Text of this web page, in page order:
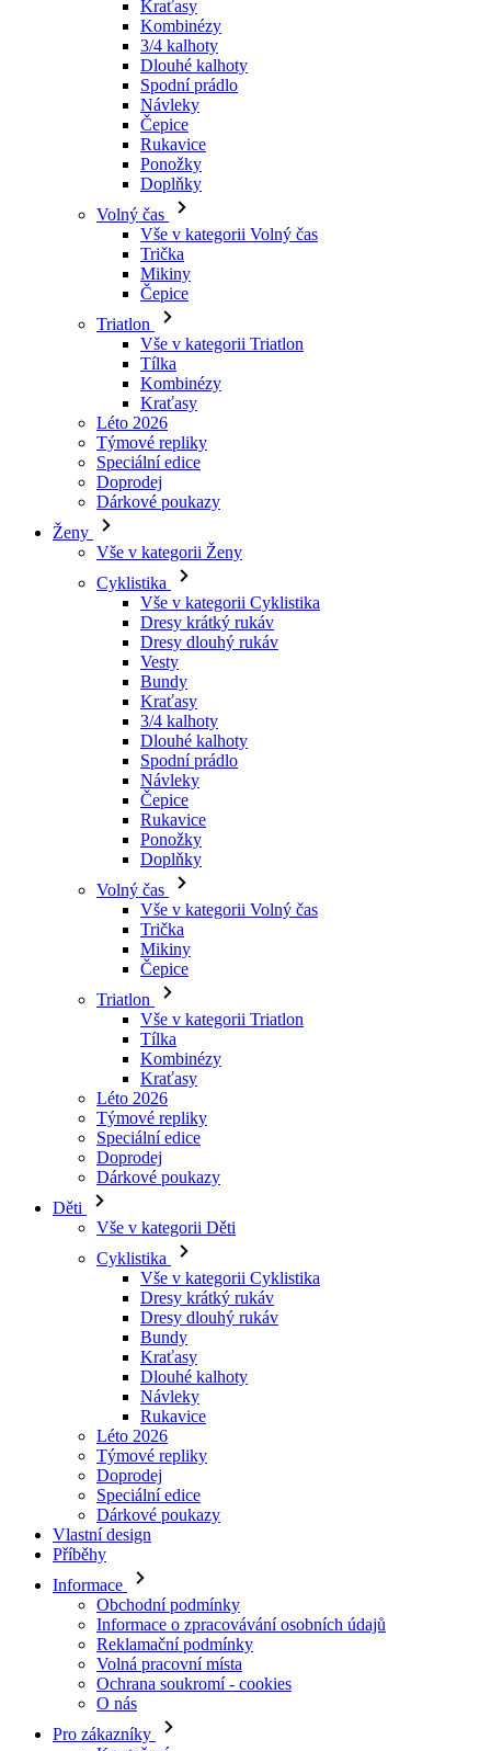
Návleky
Čepice
Rukavice
Ponožky
Doplňky
Volný čas
Vše v kategorii Volný čas
Trička
Mikiny
Čepice
Triatlon
Vše v kategorii Triatlon
Tílka
Kombinézy
Kraťasy
Léto 2026
Týmové repliky
Speciální edice
Doprodej
Dárkové poukazy
Ženy
Vše v kategorii Ženy
Cyklistika
Vše v kategorii Cyklistika
Dresy dlouhý rukáv
Vesty
Bundy
Kraťasy
3/4 kalhoty
Dlouhé kalhoty
Spodní prádlo
Návleky
Čepice
Rukavice
Ponožky
Doplňky
Volný čas
Vše v kategorii Volný čas
Trička
Mikiny
Čepice
Triatlon
Vše v kategorii Triatlon
Tílka
Kombinézy
Kraťasy
Léto 2026
Týmové repliky
Speciální edice
Doprodej
Dárkové poukazy
Děti
Vše v kategorii Děti
Cyklistika
Vše v kategorii Cyklistika
Dresy dlouhý rukáv
Bundy
Kraťasy
Dlouhé kalhoty
Návleky
Rukavice
Léto 2026
Týmové repliky
Doprodej
Speciální edice
Dárkové poukazy
Vlastní design
Příběhy
Informace
Obchodní podmínky
Informace o zpracovávání osobních údajů
Reklamační podmínky
Volná pracovní místa
Ochrana soukromí - cookies
O nás
Pro zákazníky
Ke stažení
Platební podmínky
Doprava a její ceny
Nejčastější dotazy
Velikostní tabulky